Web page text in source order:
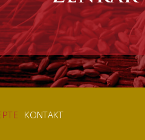
KONTAKT